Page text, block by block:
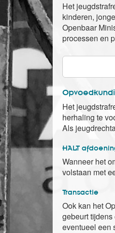
Het
kinderen,
Openbaar
processen en
Het
herhaling te
Als
HALT
Wanneer het
volstaan met
Transactie
Ook kan het
gebeurt
eventueel een